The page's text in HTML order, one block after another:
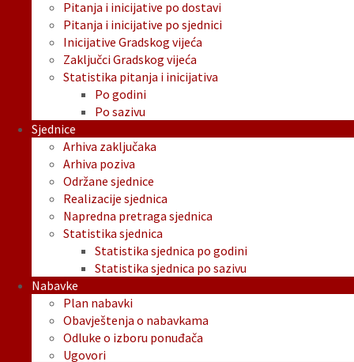
Pitanja i inicijative po dostavi
Pitanja i inicijative po sjednici
Inicijative Gradskog vijeća
Zaključci Gradskog vijeća
Statistika pitanja i inicijativa
Po godini
Po sazivu
Sjednice
Arhiva zaključaka
Arhiva poziva
Održane sjednice
Realizacije sjednica
Napredna pretraga sjednica
Statistika sjednica
Statistika sjednica po godini
Statistika sjednica po sazivu
Nabavke
Plan nabavki
Obavještenja o nabavkama
Odluke o izboru ponuđača
Ugovori